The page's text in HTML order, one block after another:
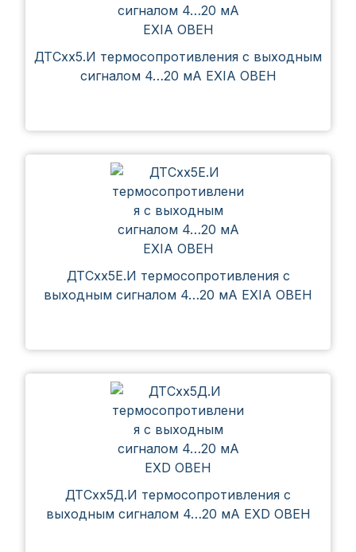
ДТСхх5.И термосопротивления с выходным
сигналом 4…20 мА EXIA ОВЕН
ДТСхх5Е.И термосопротивления с
выходным сигналом 4…20 мА EXIA ОВЕН
ДТСхх5Д.И термосопротивления с
выходным сигналом 4…20 мА EXD ОВЕН